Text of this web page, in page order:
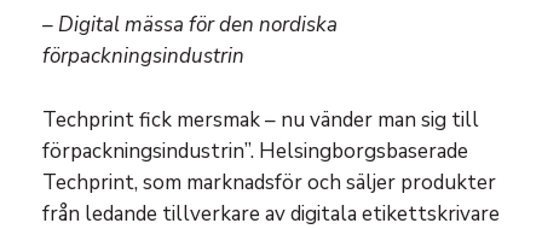
– Digital mässa för den nordiska
förpackningsindustrin
Techprint fick mersmak – nu vänder man sig till
förpackningsindustrin”. Helsingborgsbaserade
Techprint, som marknadsför och säljer produkter
från ledande tillverkare av digitala etikettskrivare